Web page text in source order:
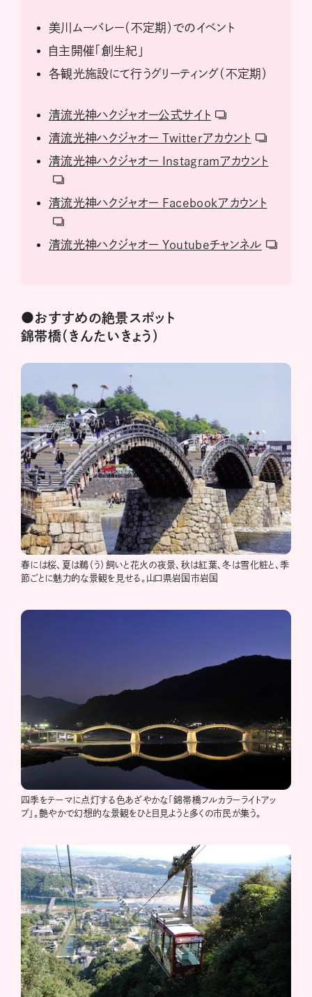
美川ムーバレー（不定期）でのイベント
自主開催「創生紀」
各観光施設にて行うグリーティング（不定期）
清流光神ハクジャオー公式サイト
清流光神ハクジャオー Twitterアカウント
清流光神ハクジャオー Instagramアカウント
清流光神ハクジャオー Facebookアカウント
清流光神ハクジャオー Youtubeチャンネル
●おすすめの絶景スポット
錦帯橋（きんたいきょう）
春には桜、夏は鵜（う）飼いと花火の夜景、秋は紅葉、冬は雪化粧と、季
節ごとに魅力的な景観を見せる。山口県岩国市岩国
四季をテーマに点灯する色あざやかな「錦帯橋フルカラーライトアッ
プ」。艶やかで幻想的な景観をひと目見ようと多くの市民が集う。